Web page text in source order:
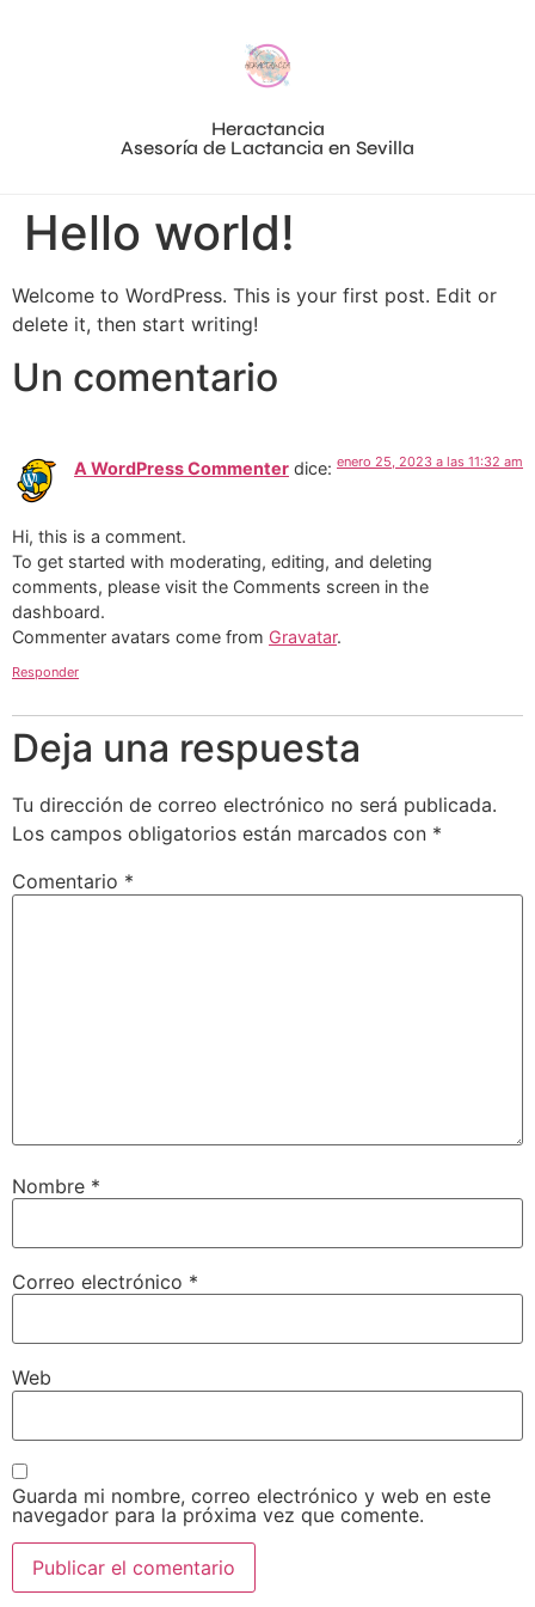
Heractancia
Asesoría de Lactancia en Sevilla
Hello world!
Welcome to WordPress. This is your first post. Edit or
delete it, then start writing!
Un comentario
A WordPress Commenter dice: enero 25, 2023 a las 11:32 am
Hi, this is a comment.
To get started with moderating, editing, and deleting
comments, please visit the Comments screen in the
dashboard.
Commenter avatars come from Gravatar.
Responder
Deja una respuesta
Tu dirección de correo electrónico no será publicada.
Los campos obligatorios están marcados con *
Comentario *
Nombre *
Correo electrónico *
Web
Guarda mi nombre, correo electrónico y web en este
navegador para la próxima vez que comente.